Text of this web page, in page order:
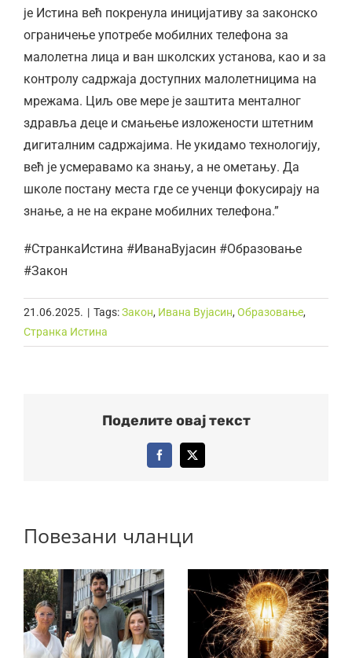
је Истина већ покренула иницијативу за законско
ограничење употребе мобилних телефона за
малолетна лица и ван школских установа, као и за
контролу садржаја доступних малолетницима на
мрежама. Циљ ове мере је заштита менталног
здравља деце и смањење изложености штетним
дигиталним садржајима. Не укидамо технологију,
већ је усмеравамо ка знању, а не ометању. Да
школе постану места где се ученци фокусирају на
знање, а не на екране мобилних телефона.”
#СтранкаИстина #ИванаВујасин #Образовање
#Закон
21.06.2025. | Tags:Закон, Ивана Вујасин, Образовање,
Странка Истина
Поделите овај текст
Facebook
X
Повезани чланци